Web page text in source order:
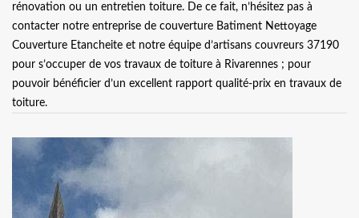
rénovation ou un entretien toiture. De ce fait, n’hésitez pas à
contacter notre entreprise de couverture Batiment Nettoyage
Couverture Etancheite et notre équipe d’artisans couvreurs 37190
pour s’occuper de vos travaux de toiture à Rivarennes ; pour
pouvoir bénéficier d’un excellent rapport qualité-prix en travaux de
toiture.